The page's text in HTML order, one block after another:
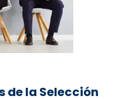
de la Selección